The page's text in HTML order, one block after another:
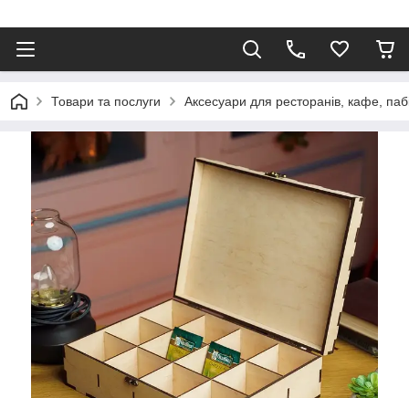
Товари та послуги Аксесуари для ресторанів, кафе,